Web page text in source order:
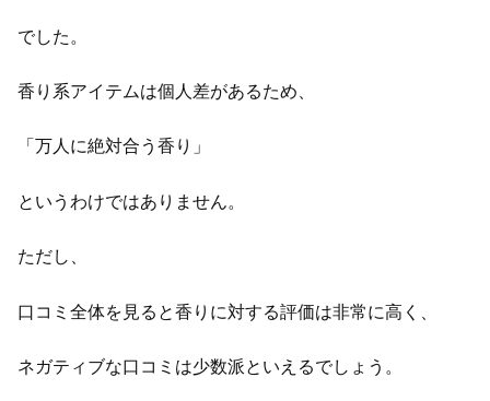
でした。
香り系アイテムは個人差があるため、
「万人に絶対合う香り」
というわけではありません。
ただし、
口コミ全体を見ると香りに対する評価は非常に高く、
ネガティブな口コミは少数派といえるでしょう。